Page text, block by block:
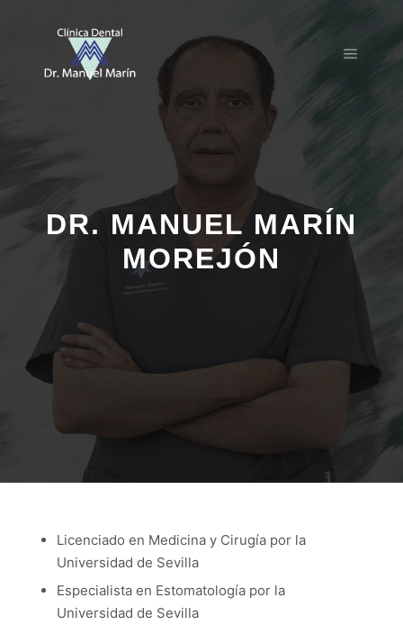
DR. MANUEL MARÍN
MOREJÓN
Licenciado en Medicina y Cirugía por la
Universidad de Sevilla
Especialista en Estomatología por la
Universidad de Sevilla